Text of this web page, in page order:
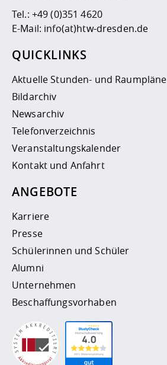
Tel.: +49 (0)351 4620
E-Mail: info(at)htw-dresden.de
QUICKLINKS
Aktuelle Stunden- und Raumpläne
Bildarchiv
Newsarchiv
Telefonverzeichnis
Veranstaltungskalender
Kontakt und Anfahrt
ANGEBOTE
Karriere
Presse
Schülerinnen und Schüler
Alumni
Unternehmen
Beschaffungsvorhaben